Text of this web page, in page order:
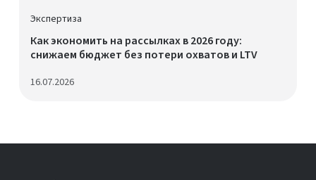
Экспертиза
Как экономить на рассылках в 2026 году:
снижаем бюджет без потери охватов и LTV
16.07.2026